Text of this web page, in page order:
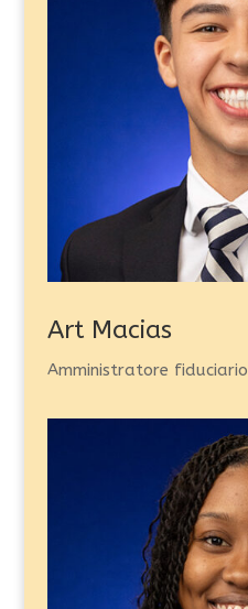
Art Macias
Amministratore fiduciario